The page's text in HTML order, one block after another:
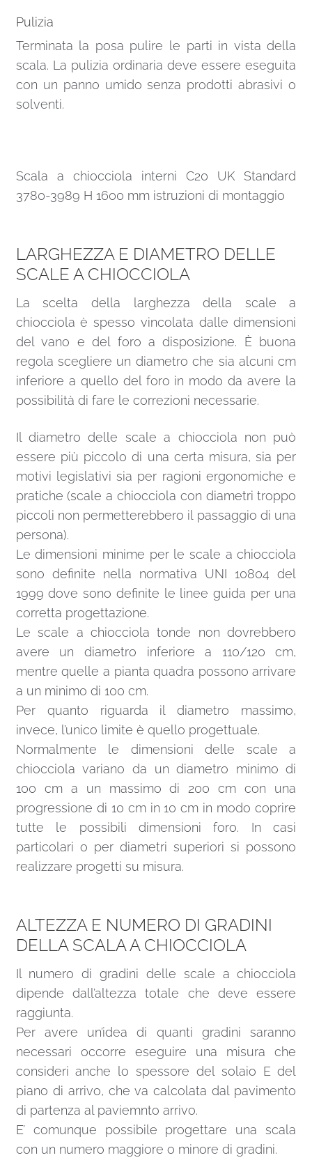
Pulizia
Terminata la posa pulire le parti in vista della
scala. La pulizia ordinaria deve essere eseguita
con un panno umido senza prodotti abrasivi o
solventi.
Scala a chiocciola interni C20 UK Standard
3780-3989 H 1600 mm istruzioni di montaggio
LARGHEZZA E DIAMETRO DELLE
SCALE A CHIOCCIOLA
La scelta della larghezza della scale a
chiocciola è spesso vincolata dalle dimensioni
del vano e del foro a disposizione. È buona
regola scegliere un diametro che sia alcuni cm
inferiore a quello del foro in modo da avere la
possibilità di fare le correzioni necessarie.
Il diametro delle scale a chiocciola non può
essere più piccolo di una certa misura, sia per
motivi legislativi sia per ragioni ergonomiche e
pratiche (scale a chiocciola con diametri troppo
piccoli non permetterebbero il passaggio di una
persona).
Le dimensioni minime per le scale a chiocciola
sono definite nella normativa UNI 10804 del
1999 dove sono definite le linee guida per una
corretta progettazione.
Le scale a chiocciola tonde non dovrebbero
avere un diametro inferiore a 110/120 cm,
mentre quelle a pianta quadra possono arrivare
a un minimo di 100 cm.
Per quanto riguarda il diametro massimo,
invece, l’unico limite è quello progettuale.
Normalmente le dimensioni delle scale a
chiocciola variano da un diametro minimo di
100 cm a un massimo di 200 cm con una
progressione di 10 cm in 10 cm in modo coprire
tutte le possibili dimensioni foro. In casi
particolari o per diametri superiori si possono
realizzare progetti su misura.
ALTEZZA E NUMERO DI GRADINI
DELLA SCALA A CHIOCCIOLA
Il numero di gradini delle scale a chiocciola
dipende dall’altezza totale che deve essere
raggiunta.
Per avere un’idea di quanti gradini saranno
necessari occorre eseguire una misura che
consideri anche lo spessore del solaio E del
piano di arrivo, che va calcolata dal pavimento
di partenza al paviemnto arrivo.
E’ comunque possibile progettare una scala
con un numero maggiore o minore di gradini.